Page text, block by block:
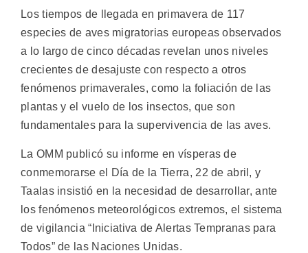
Los tiempos de llegada en primavera de 117
especies de aves migratorias europeas observados
a lo largo de cinco décadas revelan unos niveles
crecientes de desajuste con respecto a otros
fenómenos primaverales, como la foliación de las
plantas y el vuelo de los insectos, que son
fundamentales para la supervivencia de las aves.
La OMM publicó su informe en vísperas de
conmemorarse el Día de la Tierra, 22 de abril, y
Taalas insistió en la necesidad de desarrollar, ante
los fenómenos meteorológicos extremos, el sistema
de vigilancia “Iniciativa de Alertas Tempranas para
Todos” de las Naciones Unidas.